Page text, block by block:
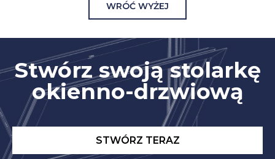
WRÓĆ WYŻEJ
Stwórz swoją stolarkę
okienno-drzwiową
STWÓRZ TERAZ